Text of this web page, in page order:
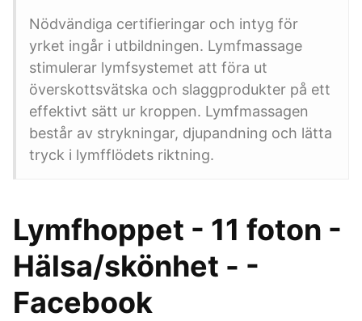
Nödvändiga certifieringar och intyg för
yrket ingår i utbildningen. Lymfmassage
stimulerar lymfsystemet att föra ut
överskottsvätska och slaggprodukter på ett
effektivt sätt ur kroppen. Lymfmassagen
består av strykningar, djupandning och lätta
tryck i lymfflödets riktning.
Lymfhoppet - 11 foton -
Hälsa/skönhet - -
Facebook